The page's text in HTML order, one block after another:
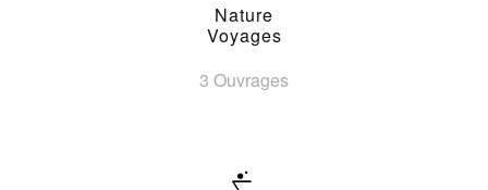
Nature
Voyages
3 Ouvrages